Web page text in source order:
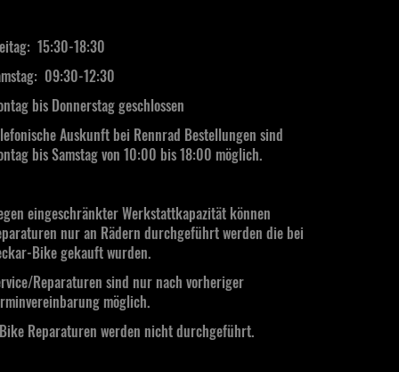
15:30-18:30
09:30-12:30
bis Donnerstag geschlossen
Auskunft bei Rennrad Bestellungen sind
bis Samstag von 10:00 bis 18:00 möglich.
eingeschränkter Werkstattkapazität können
nur an Rädern durchgeführt werden die bei
Bike gekauft wurden.
Reparaturen sind nur nach vorheriger
möglich.
Reparaturen werden nicht durchgeführt.